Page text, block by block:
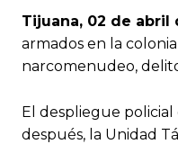
Tijuana, 02 de abril
armados en la
narcomenudeo,
El despliegue
después, la Unidad